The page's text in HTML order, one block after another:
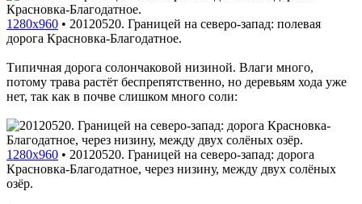
1280x960 • 20120520. Границей на северо-запад: полевая
дорога Красновка-Благодатное.
Типичная дорога солончаковой низиной. Влаги много,
потому трава растёт беспрепятственно, но деревьям хода уже
нет, так как в почве слишком много соли:
1280x960 • 20120520. Границей на северо-запад: дорога
Красновка-Благодатное, через низину, между двух солёных
озёр.